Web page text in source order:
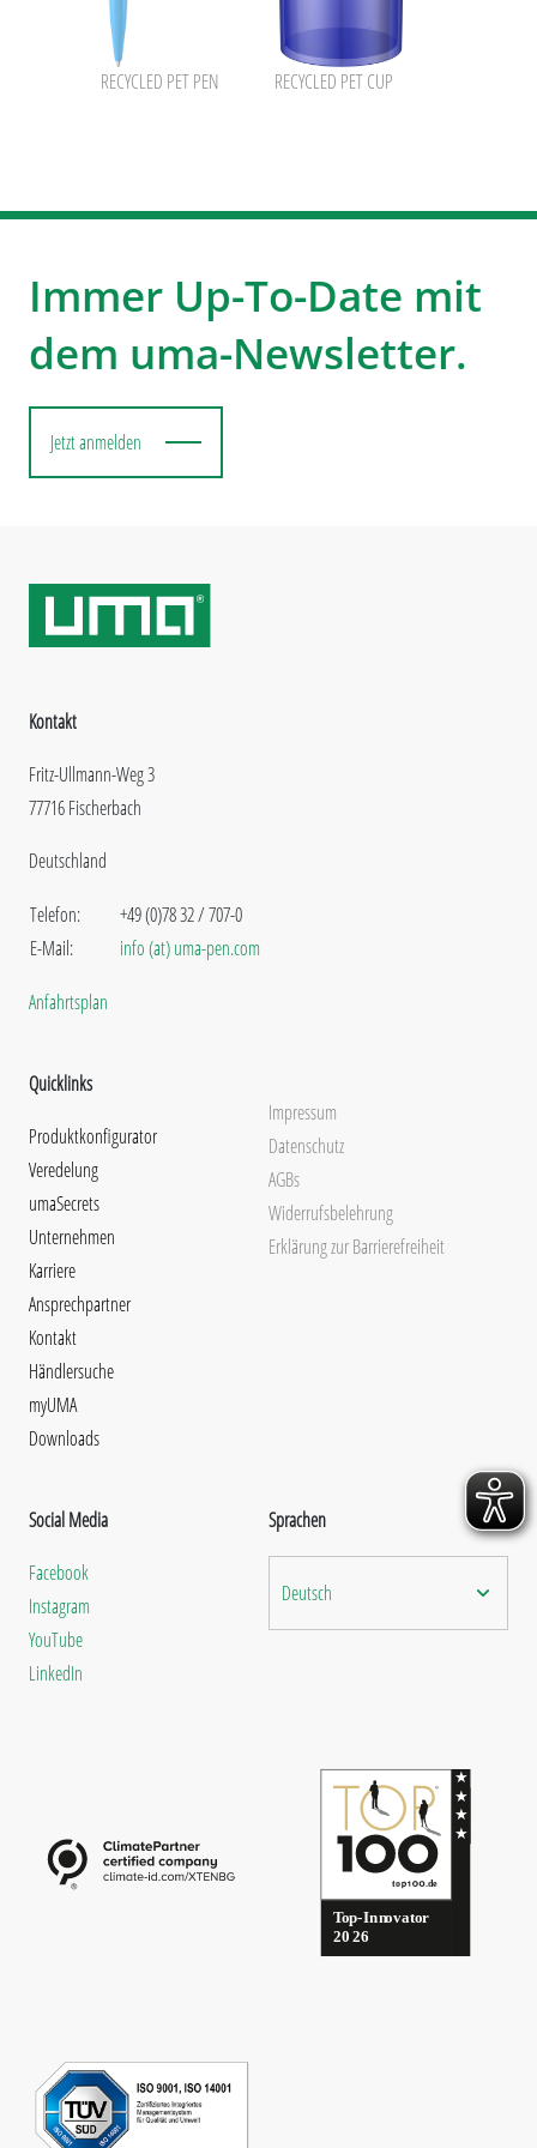
RECYCLED PET PEN RECYCLED PET CUP
Immer Up-To-Date mit
dem uma-Newsletter.
Jetzt anmelden
Kontakt
Fritz-Ullmann-Weg 3
77716 Fischerbach
Deutschland
Telefon:
E-Mail:
+49 (0)78 32 / 707-0
info (at) uma-pen.com
Anfahrtsplan
Quicklinks
Produktkonfigurator
Veredelung
umaSecrets
Unternehmen
Karriere
Ansprechpartner
Kontakt
Händlersuche
myUMA
Downloads
Impressum
Datenschutz
AGBs
Widerrufsbelehrung
Erklärung zur Barrierefreiheit
Social Media
Facebook
Instagram
YouTube
LinkedIn
Sprachen
Deutsch